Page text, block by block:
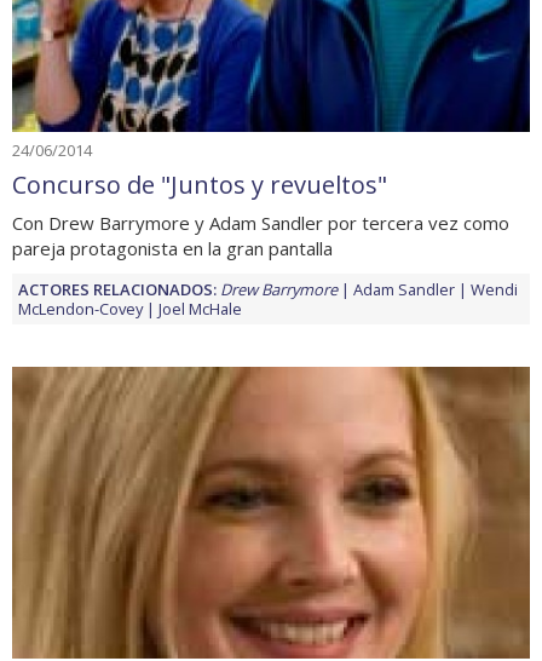
24/06/2014
Concurso de "Juntos y revueltos"
Con Drew Barrymore y Adam Sandler por tercera vez como
pareja protagonista en la gran pantalla
ACTORES RELACIONADOS: Drew Barrymore Adam Sandler
Wendi
McLendon-Covey
Joel McHale